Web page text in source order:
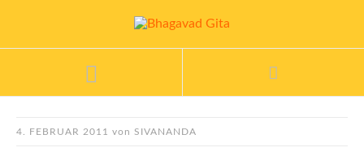
4. FEBRUAR 2011 von SIVANANDA